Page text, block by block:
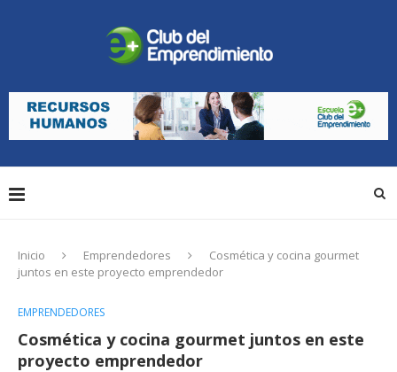
Inicio Emprendedores
Cosmética y cocina gourmet
juntos en este proyecto emprendedor
EMPRENDEDORES
Cosmética y cocina gourmet juntos en este
proyecto emprendedor